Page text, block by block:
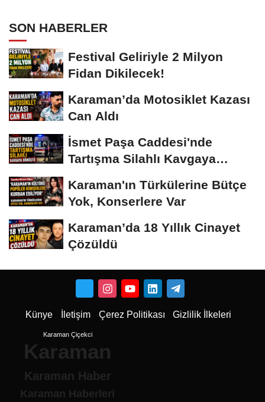
SON HABERLER
Festival Geliriyle 2 Milyon
Fidan Dikilecek!
Karaman’da Motosiklet Kazası
Can Aldı
İsmet Paşa Caddesi'nde
Tartışma Silahlı Kavgaya
Karaman'ın Türkülerine Bütçe
Yok, Konserlere Var
Karaman’da 18 Yıllık Cinayet
Çözüldü
Künye İletişim Çerez Politikası Gizlilik İlkeleri
Karaman Çiçekci
Karaman
Karaman Haber
Karaman Haberleri